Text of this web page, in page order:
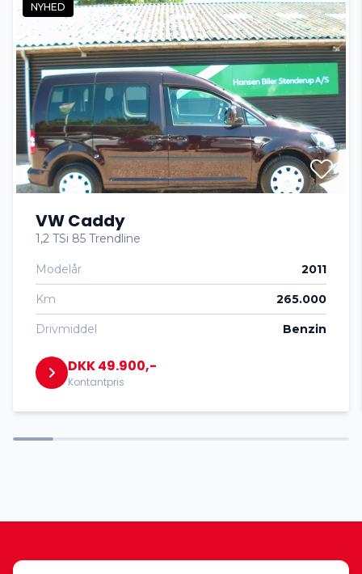
NYHED
VW Caddy
1,2 TSi 85 Trendline
Modelår 2011
Km 265.000
Drivmiddel Benzin
DKK 49.900,-
Kontantpris